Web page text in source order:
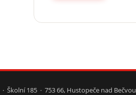
· Školní 185 · 753 66, Hustopeče nad Bečvou